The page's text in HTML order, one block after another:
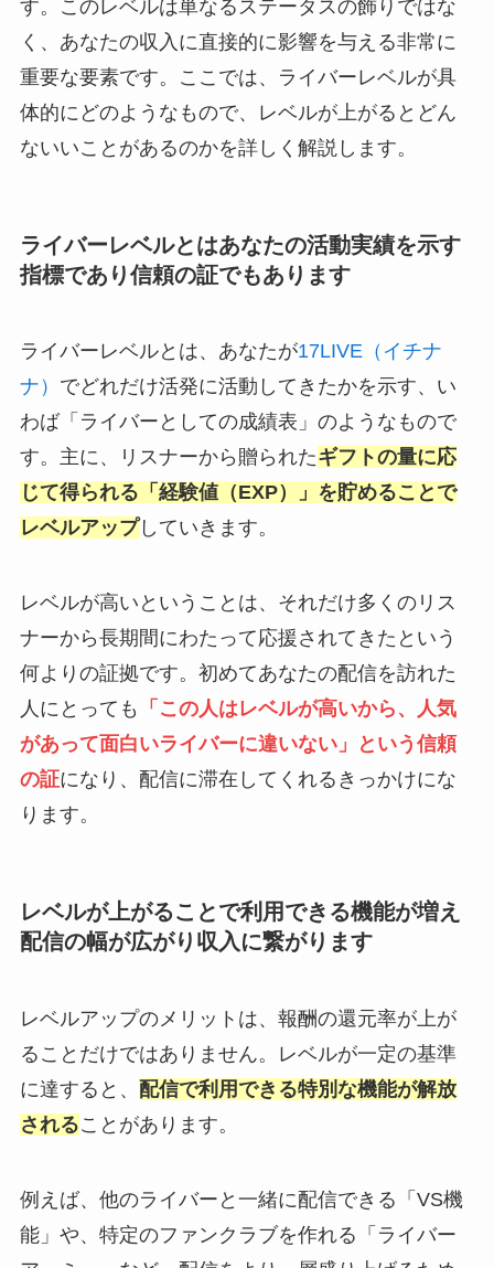
す。このレベルは単なるステータスの飾りではな
く、あなたの収入に直接的に影響を与える非常に
重要な要素です。ここでは、ライバーレベルが具
体的にどのようなもので、レベルが上がるとどん
ないいことがあるのかを詳しく解説します。
ライバーレベルとはあなたの活動実績を示す
指標であり信頼の証でもあります
ライバーレベルとは、あなたが17LIVE（イチナ
ナ） でどれだけ活発に活動してきたかを示す、い
わば「ライバーとしての成績表」のようなもので
す。主に、リスナーから贈られたギフトの量に応
じて得られる「経験値（EXP）」を貯めることで
レベルアップしていきます。
レベルが高いということは、それだけ多くのリス
ナーから長期間にわたって応援されてきたという
何よりの証拠です。初めてあなたの配信を訪れた
人にとっても
「この人はレベルが高いから、人気
があって面白いライバーに違いない」という信頼
の証になり、配信に滞在してくれるきっかけにな
ります。
レベルが上がることで利用できる機能が増え
配信の幅が広がり収入に繋がります
レベルアップのメリットは、報酬の還元率が上が
ることだけではありません。レベルが一定の基準
に達すると、 配信で利用できる特別な機能が解放
されることがあります。
例えば、他のライバーと一緒に配信できる「VS機
能」や、特定のファンクラブを作れる「ライバー